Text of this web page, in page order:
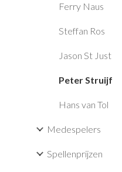
Ferry Naus
Steffan Ros
Jason St Just
Peter Struijf
Hans van Tol
Medespelers
Spellenprijzen